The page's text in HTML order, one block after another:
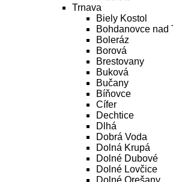
Trnava
Biely Kostol
Bohdanovce nad
Boleráz
Borová
Brestovany
Buková
Bučany
Bíňovce
Cífer
Dechtice
Dlhá
Dobrá Voda
Dolná Krupá
Dolné Dubové
Dolné Lovčice